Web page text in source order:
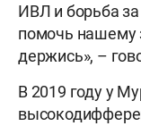
ИВЛ и борьба
помочь нашему
держись», –
В 2019 году у